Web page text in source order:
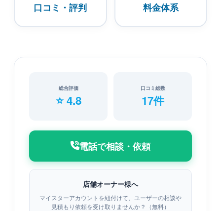
口コミ・評判 料金体系
総合評価
⭐ 4.8
口コミ総数
17件
電話で相談・依頼
店舗オーナー様へ
マイスターアカウントを紐付けて、ユーザーの相談や
見積もり依頼を受け取りませんか？（無料）